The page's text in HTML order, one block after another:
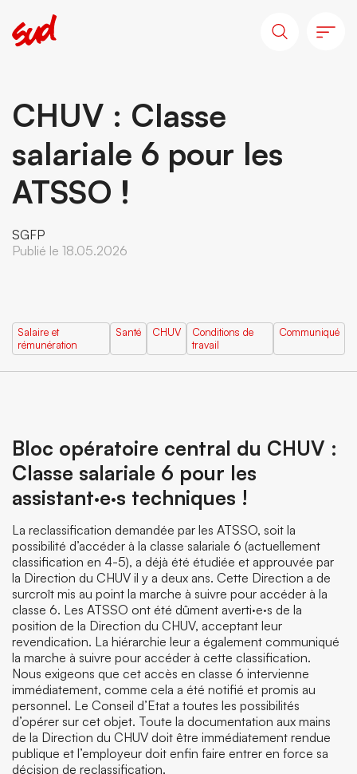
CHUV : Classe
salariale 6 pour les
ATSSO !
SGFP
Publié le 18.05.2026
Salaire et
rémunération
Santé CHUV
Conditions de
travail
Communiqué
Bloc opératoire central du CHUV :
Classe salariale 6 pour les
assistant·e·s techniques !
La reclassification demandée par les ATSSO, soit la
possibilité d’accéder à la classe salariale 6 (actuellement
classification en 4-5), a déjà été étudiée et approuvée par
la Direction du CHUV il y a deux ans. Cette Direction a de
surcroît mis au point la marche à suivre pour accéder à la
classe 6. Les ATSSO ont été dûment averti·e·s de la
position de la Direction du CHUV, acceptant leur
revendication. La hiérarchie leur a également communiqué
la marche à suivre pour accéder à cette classification.
Nous exigeons que cet accès en classe 6 intervienne
immédiatement, comme cela a été notifié et promis au
personnel. Le Conseil d’Etat a toutes les possibilités
d’opérer sur cet objet. Toute la documentation aux mains
de la Direction du CHUV doit être immédiatement rendue
publique et l’employeur doit enfin faire entrer en force sa
décision de reclassification.